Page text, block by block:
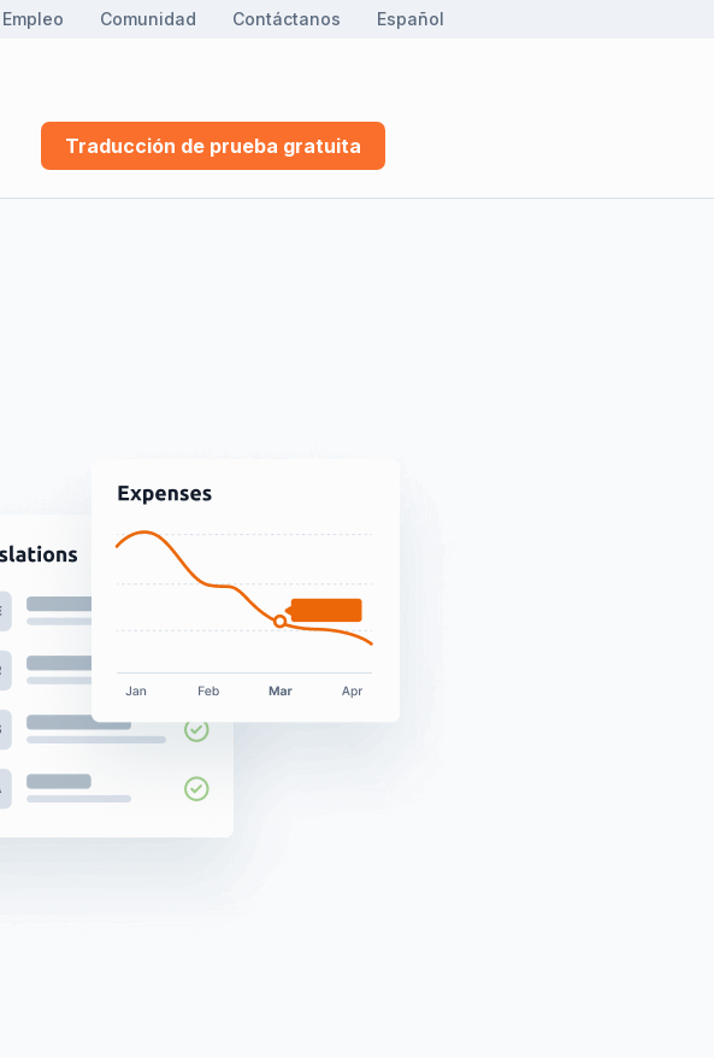
Empleo Comunidad Contáctanos Español
Traducción de prueba gratuita